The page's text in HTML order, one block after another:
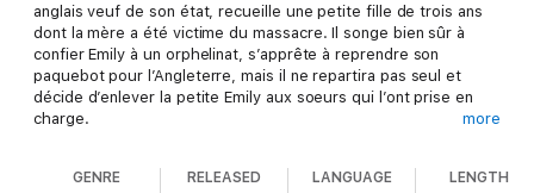
anglais veuf de son état, recueille une petite fille de trois ans
dont la mère a été victime du massacre. Il songe bien sûr à
confier Emily à un orphelinat, s’apprête à reprendre son
paquebot pour l’Angleterre, mais il ne repartira pas seul et
décide d’enlever la petite Emily aux soeurs qui l’ont prise en
charge.
lire. Tous dans le village se posent mille questions à son sujet.
more
GENRE RELEASED LANGUAGE LENGTH